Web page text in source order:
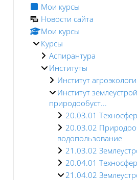
Мои курсы
Новости сайта
Мои курсы
Курсы
Аспирантура
Институты
Институт
Институт
природообуст...
20.03.01
20.03.02
водопользование
21.03.02
20.04.01
21.04.02